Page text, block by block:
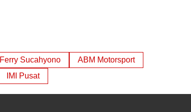
Ferry Sucahyono
ABM Motorsport
IMI Pusat